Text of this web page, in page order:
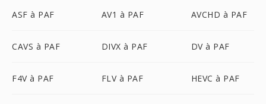
ASF à PAF AV1 à PAF AVCHD à PAF
CAVS à PAF DIVX à PAF DV à PAF
F4V à PAF FLV à PAF HEVC à PAF